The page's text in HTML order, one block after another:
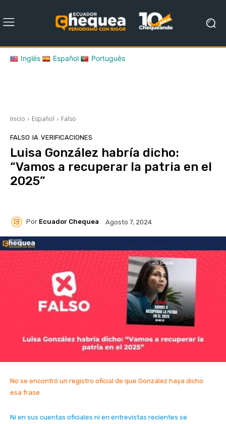
Inglés Español Português
Inicio Español Falso
FALSO IA VERIFICACIONES
Luisa González habría dicho:
“Vamos a recuperar la patria en el
2025”
Por Ecuador Chequea Agosto 7, 2024
No se encontró un registro oficial de que González haya dicho
esa frase
Ni en sus cuentas oficiales ni en entrevistas recientes se